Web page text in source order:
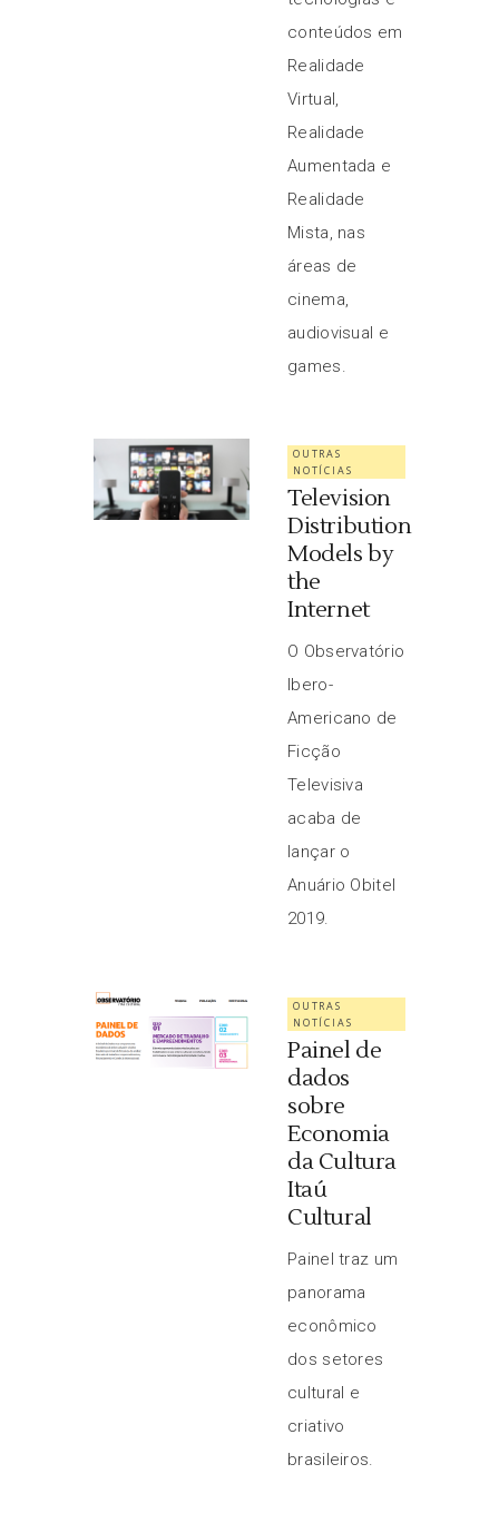
conteúdos em
Realidade
Virtual,
Realidade
Aumentada e
Realidade
Mista, nas
áreas de
cinema,
audiovisual e
games.
OUTRAS
NOTÍCIAS
Television
Distribution
Models by
the
Internet
O Observatório
Ibero-
Americano de
Ficção
Televisiva
acaba de
lançar o
Anuário Obitel
2019.
OUTRAS
NOTÍCIAS
Painel de
dados
sobre
Economia
da Cultura
Itaú
Cultural
Painel traz um
panorama
econômico
dos setores
cultural e
criativo
brasileiros.